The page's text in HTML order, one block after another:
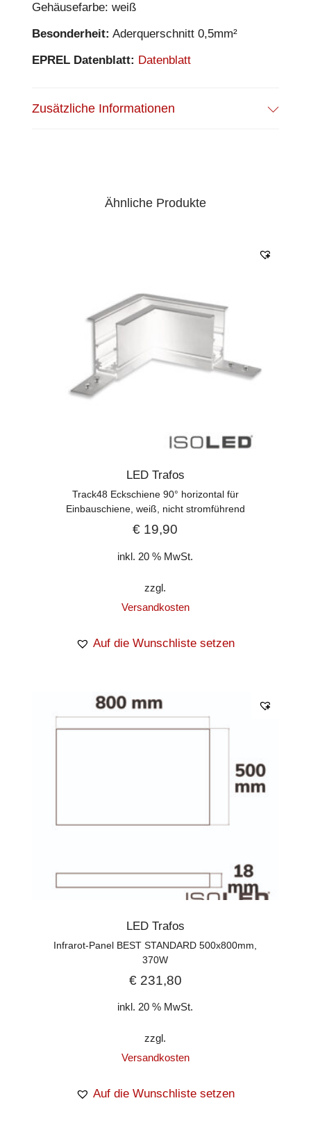
Gehäusefarbe: weiß
Besonderheit: Aderquerschnitt 0,5mm²
EPREL Datenblatt: Datenblatt
Zusätzliche Informationen
Ähnliche Produkte
LED Trafos
Track48 Eckschiene 90° horizontal für
Einbauschiene, weiß, nicht stromführend
€ 19,90
inkl. 20 % MwSt.
zzgl.
Versandkosten
Auf die Wunschliste setzen
LED Trafos
Infrarot-Panel BEST STANDARD 500x800mm,
370W
€231,80
inkl. 20 % MwSt.
zzgl.
Versandkosten
Auf die Wunschliste setzen